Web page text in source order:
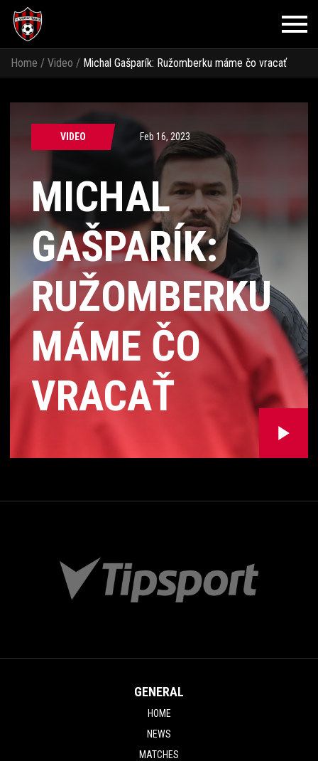
Home / Video / Michal Gašparík: Ružomberku máme čo vracať
VIDEO Feb 16, 2023
MICHAL
GAŠPARÍK:
RUŽOMBERKU
MÁME ČO
VRACAŤ
GENERAL
HOME
NEWS
MATCHES